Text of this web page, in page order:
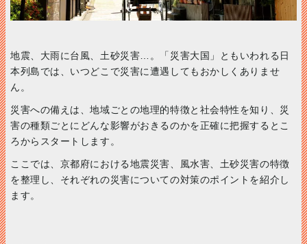
地震、大雨に台風、土砂災害…。「災害大国」ともいわれる日
本列島では、いつどこで災害に遭遇してもおかしくありませ
ん。
災害への備えは、地域ごとの地理的特徴と社会特性を知り、災
害の種類ごとにどんな影響がおきるのかを正確に把握するとこ
ろからスタートします。
ここでは、京都府における地震災害、風水害、土砂災害の特徴
を整理し、それぞれの災害についての対策のポイントを紹介し
ます。